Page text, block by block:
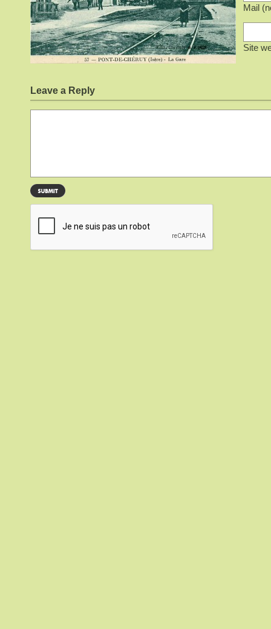
Leave a Reply
Mail
Site